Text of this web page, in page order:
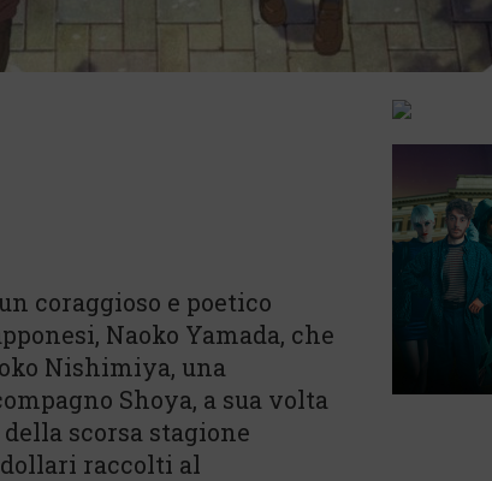
coraggioso e poetico
Naoko Yamada, che
Nishimiya, una
Shoya, a sua volta
scorsa stagione
raccolti al